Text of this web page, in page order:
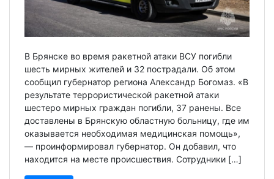
В Брянске во время ракетной атаки ВСУ погибли
шесть мирных жителей и 32 пострадали. Об этом
сообщил губернатор региона Александр Богомаз. «В
результате террористической ракетной атаки
шестеро мирных граждан погибли, 37 ранены. Все
доставлены в Брянскую областную больницу, где им
оказывается необходимая медицинская помощь»,
— проинформировал губернатор. Он добавил, что
находится на месте происшествия. Сотрудники […]